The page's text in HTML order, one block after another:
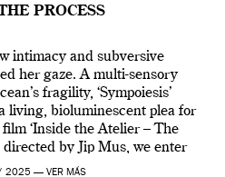
PROCESS
intimacy and subversive
her gaze. A multi-sensory
fragility, ‘Sympoiesis’
living, bioluminescent plea for
‘Inside the Atelier – The
directed by Jip Mus, we enter
Iris van Herpen’s […]
2025 — VER MÁS